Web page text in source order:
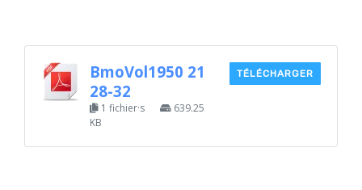
BmoVol1950 21
28-32
1 fichier·s
639.25
KB
TÉLÉCHARGER